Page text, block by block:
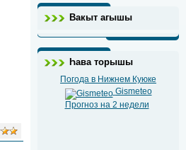
Вакыт агышы
Һава торышы
Погода в Нижнем Куюке
Gismeteo
Прогноз на 2 недели